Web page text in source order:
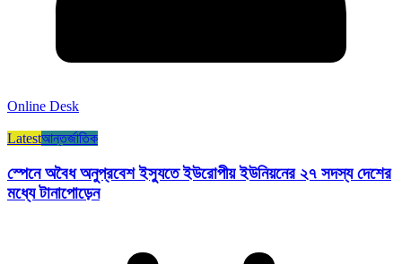
Online Desk
Latestআন্তর্জাতিক
স্পেনে অবৈধ অনুপ্রবেশ ইস্যুতে ইউরোপীয় ইউনিয়নের ২৭ সদস্য দেশের
মধ্যে টানাপোড়েন